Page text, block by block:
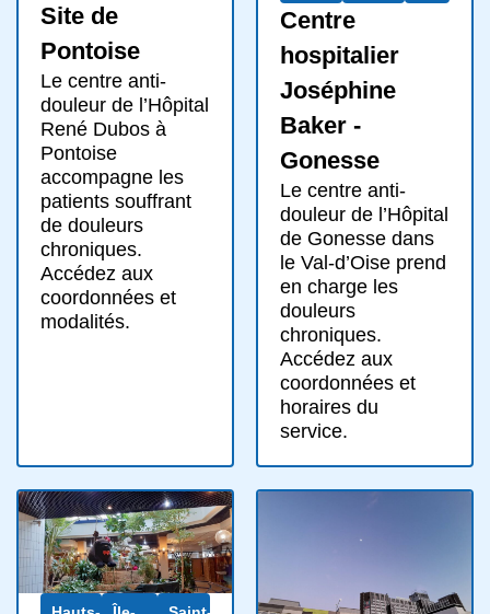
Site de
Pontoise
Le centre anti-
douleur de l’Hôpital
René Dubos à
Pontoise
accompagne les
patients souffrant
de douleurs
chroniques.
Accédez aux
coordonnées et
modalités.
Centre
hospitalier
Joséphine
Baker -
Gonesse
Le centre anti-
douleur de l’Hôpital
de Gonesse dans
le Val-d’Oise prend
en charge les
douleurs
chroniques.
Accédez aux
coordonnées et
horaires du
service.